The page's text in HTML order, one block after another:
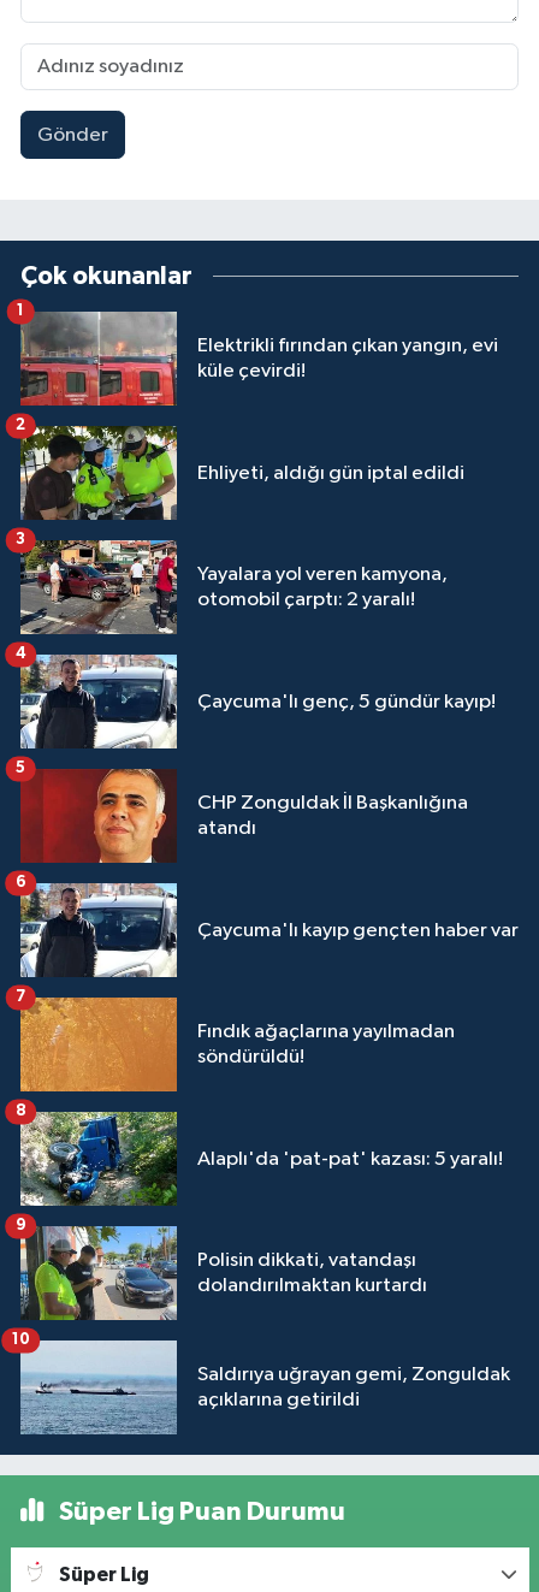
Gönder
Çok okunanlar
Elektrikli fırından çıkan yangın, evi
küle çevirdi!
Ehliyeti, aldığı gün iptal edildi
2
Yayalara yol veren kamyona,
otomobil çarptı: 2 yaralı!
3
Çaycuma'lı genç, 5 gündür kayıp!
4
CHP Zonguldak İl Başkanlığına
atandı
5
Çaycuma'lı kayıp gençten haber var
6
Fındık ağaçlarına yayılmadan
söndürüldü!
7
Alaplı'da 'pat-pat' kazası: 5 yaralı!
8
Polisin dikkati, vatandaşı
dolandırılmaktan kurtardı
9
Saldırıya uğrayan gemi, Zonguldak
açıklarına getirildi
10
Süper Lig Puan Durumu
Süper Lig